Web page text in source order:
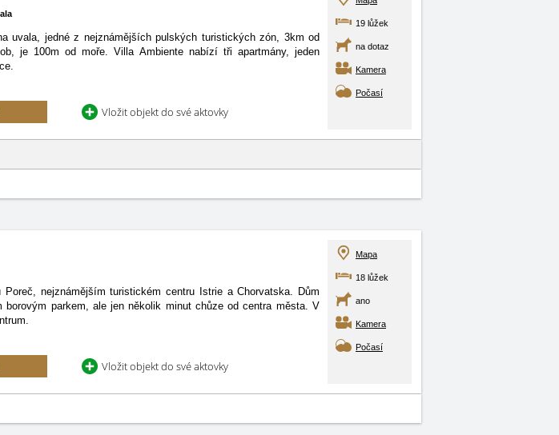
uvala, jedné z nejznámějších pulských turistických zón, 3km od
je 100m od moře. Villa Ambiente nabízí tři apartmány, jeden
Vložit objekt do své aktovky
19 lůžek
na dotaz
Kamera
Počasí
nejznámějším turistickém centru Istrie a Chorvatska. Dům
parkem, ale jen několik minut chůze od centra města. V
Vložit objekt do své aktovky
Mapa
18 lůžek
ano
Kamera
Počasí